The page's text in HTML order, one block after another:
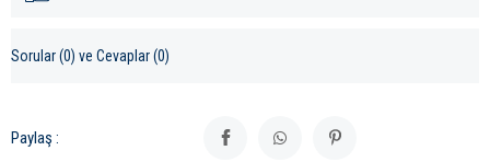
Sorular (0) ve Cevaplar (0)
Paylaş :